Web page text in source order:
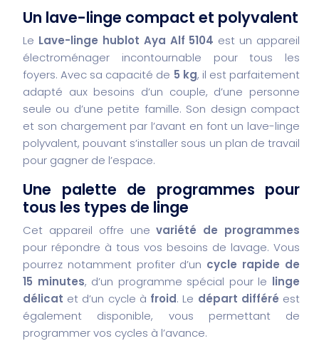
Un lave-linge compact et polyvalent
Le Lave-linge hublot Aya Alf 5104 est un appareil
électroménager incontournable pour tous les
foyers. Avec sa capacité de 5 kg, il est parfaitement
adapté aux besoins d’un couple, d’une personne
seule ou d’une petite famille. Son design compact
et son chargement par l’avant en font un lave-linge
polyvalent, pouvant s’installer sous un plan de travail
pour gagner de l’espace.
Une palette de programmes pour
tous les types de linge
Cet appareil offre unevariété de programmes
pour répondre à tous vos besoins de lavage. Vous
pourrez notamment profiter d’un cycle rapide de
15 minutes, d’un programme spécial pour le linge
délicat et d’un cycle à froid. Le départ différé est
également disponible, vous permettant de
programmer vos cycles à l’avance.